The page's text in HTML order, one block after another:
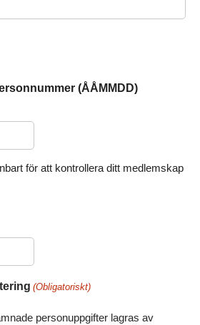
(ÅÅMMDD)
för att kontrollera ditt medlemskap
(Obligatoriskt)
personuppgifter lagras av